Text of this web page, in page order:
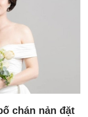
chán nản đặt